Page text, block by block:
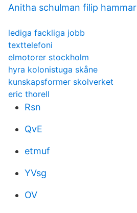
Anitha schulman filip hammar
lediga fackliga jobb
texttelefoni
elmotorer stockholm
hyra kolonistuga skåne
kunskapsformer skolverket
eric thorell
Rsn
QvE
etmuf
YVsg
OV